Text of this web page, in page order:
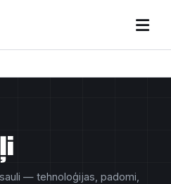
— tehnoloģijas, padomi,